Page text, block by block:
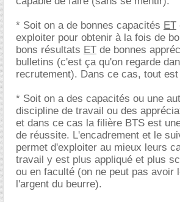
* Soit on a de bonnes capacités ET
exploiter pour obtenir à la fois de
bons résultats ET de bonnes
bulletins (c'est ça qu'on regarde
recrutement). Dans ce cas, tout
* Soit on a des capacités ou une
discipline de travail ou des
et dans ce cas la filière BTS est
de réussite. L'encadrement et le
permet d'exploiter au mieux leurs
travail y est plus appliqué et plus
ou en faculté (on ne peut pas avoir
l'argent du beurre).